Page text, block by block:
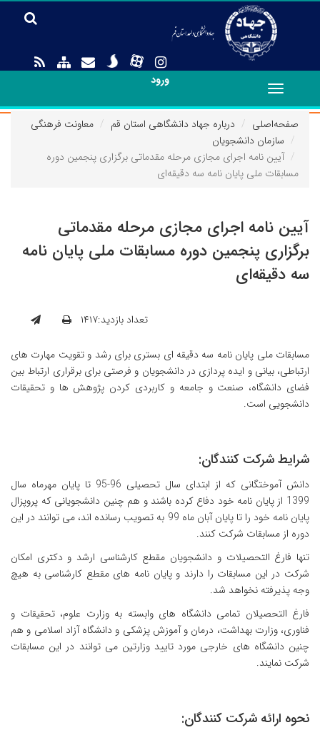
ورود
Toggle
navigation
صفحه‌اصلی
درباره جهاد دانشگاهی استان قم
معاونت فرهنگی
سازمان دانشجویان
آیین نامه اجرای مجازی مرحله مقدماتی برگزاری پنجمین دوره
مسابقات ملی پایان نامه سه دقیقه‌ای
آیین نامه اجرای مجازی مرحله مقدماتی
برگزاری پنجمین دوره مسابقات ملی پایان نامه
سه دقیقه‌ای
تعداد بازدید:۱۴۱۷
مسابقات ملی پایان نامه سه دقیقه ای بستری برای رشد و تقویت مهارت های
ارتباطی، بیانی و ایده پردازی در دانشجویان و فرصتی برای برقراری ارتباط بین
فضای دانشگاه، صنعت و جامعه و کاربردی کردن پژوهش ها و تحقیقات
دانشجویی است.
شرایط شرکت کنندگان:
دانش آموختگانی که از ابتدای سال تحصیلی 96-95 تا پایان مهرماه سال
1399 از پایان نامه خود دفاع کرده باشند و هم چنین دانشجویانی که پروپزال
پایان نامه خود را تا پایان آبان ماه 99 به تصویب رسانده اند، می توانند در این
دوره از مسابقات شرکت کنند.
تنها فارغ التحصیلات و دانشجویان مقطع کارشناسی ارشد و دکتری امکان
شرکت در این مسابقات را دارند و پایان نامه های مقطع کارشناسی به هیچ
وجه پذیرفته نخواهد شد.
فارغ التحصیلان تمامی دانشگاه های وابسته به وزارت علوم، تحقیقات و
فناوری، وزارت بهداشت، درمان و آموزش پزشکی و دانشگاه آزاد اسلامی و هم
چنین دانشگاه های خارجی مورد تایید وزارتین می توانند در این مسابقات
شرکت نمایند.
نحوه ارائه شرکت کنندگان: